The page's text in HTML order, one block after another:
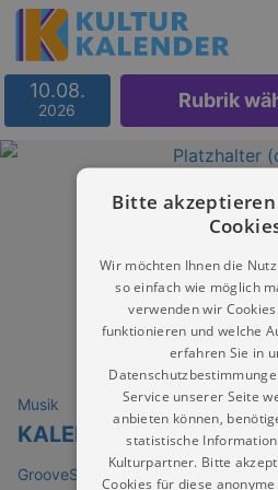
10.08.
2026 Rubrik
Musik
KALEIDOSKOP
GrooveStation
Bitte akzeptieren
Wir möchten Ihnen die
so einfach wie möglich
verwenden wir
funktionieren und welche
erfahren Sie in
Service unserer Seite
anbieten können,
statistische
Kulturpartner. Bitte
Cookies für diese